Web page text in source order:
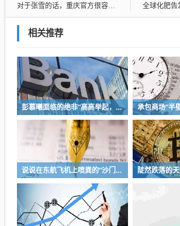
对于张雪的话，重庆官方很容易回应 全球化肥告急
相关推荐
彭慕曦面临的绝非“高高举起，轻轻放下”
说说在东航飞机上喷粪的“沙门世家”